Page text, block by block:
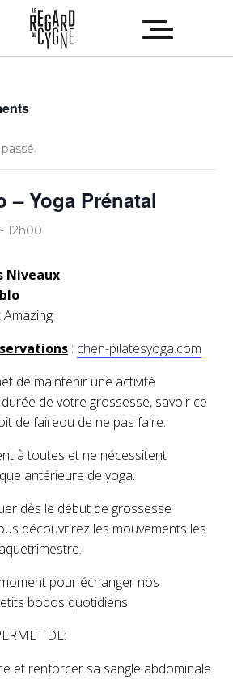
– Yoga Prénatal
- 12h00
Niveaux
: chen-pilatesyoga.com
de maintenir une activité
de votre grossesse, savoir ce
de faireou de ne pas faire.
à toutes et ne nécessitent
antérieure de yoga.
dès le début de grossesse
découvrirez les mouvements les
pour échanger nos
bobos quotidiens.
DE:
et renforcer sa sangle abdominale